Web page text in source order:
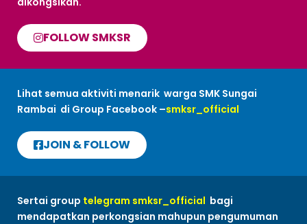
FOLLOW SMKSR
Lihat semua aktiviti menarik warga SMK Sungai
Rambai di Group Facebook –smksr_official
JOIN & FOLLOW
Sertai group telegram smksr_official bagi
mendapatkan perkongsian mahupun pengumuman